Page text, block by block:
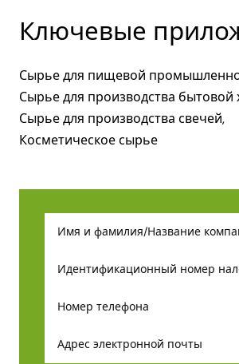
Ключевые
Сырье для пищевой
Сырье для производства бытовой
Сырье для производства свечей,
Косметическое сырье